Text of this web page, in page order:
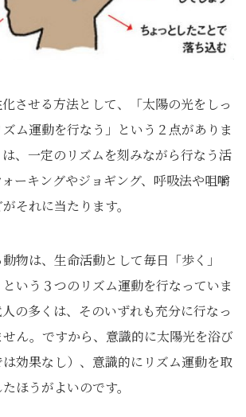
させる方法として、「太陽の光をしっ
ム運動を行なう」という２点がありま
、一定のリズムを刻みながら行なう活
ーキングやジョギング、呼吸法や咀嚼
それに当たります。
物は、生命活動として毎日「歩く」
という３つのリズム運動を行なっていま
の多くは、そのいずれも充分に行なっ
ん。ですから、意識的に太陽光を浴び
は効果なし）、意識的にリズム運動を取
ほうがよいのです。